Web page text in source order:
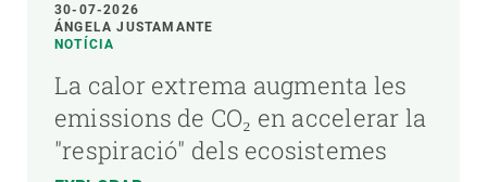
30-07-2026
ÁNGELA JUSTAMANTE
NOTÍCIA
La calor extrema augmenta les
emissions de CO₂ en accelerar la
"respiració" dels ecosistemes